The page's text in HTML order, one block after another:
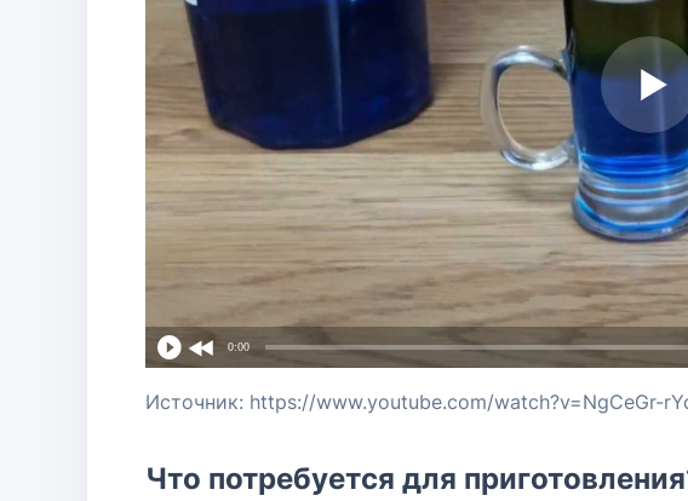
0:00
Источник: https://www.youtube.com/watch?v=NgCeGr-
Что потребуется для